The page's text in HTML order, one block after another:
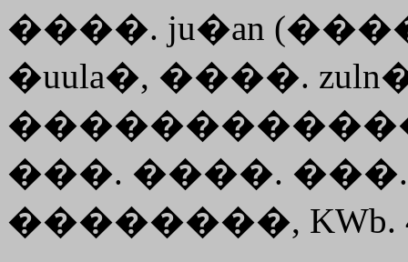
����. ju�an
�uula�, ����.
������������,
���. ����. ���.
��������, KWb.